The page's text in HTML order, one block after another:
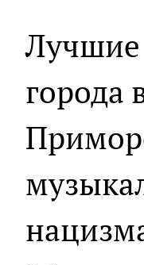
Лучшие
города